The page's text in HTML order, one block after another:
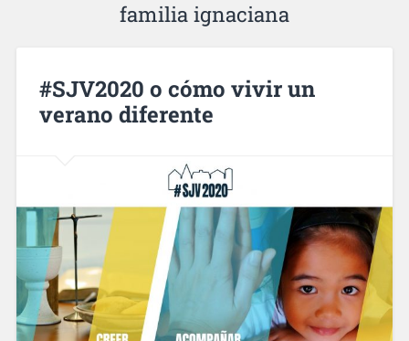
familia ignaciana
#SJV2020 o cómo vivir un
verano diferente